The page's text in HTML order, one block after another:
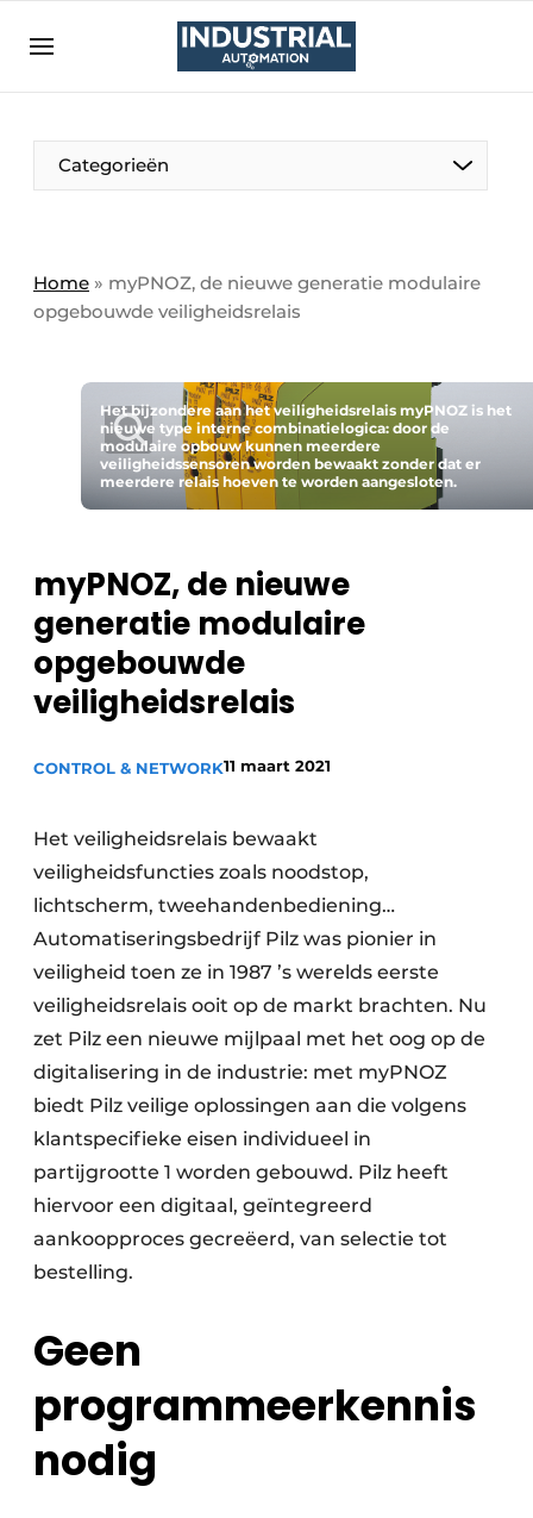
Aanmelden
Bedrijven
Bedrijven
Direct contact
Eigen content aanleveren
Meest gelezen
Nieuwsbrief
Vacature aanmelden
Vacatures
Video’s
Categorieën
Home » myPNOZ, de nieuwe generatie modulaire
opgebouwde veiligheidsrelais
Het bijzondere aan het veiligheidsrelais myPNOZ is het
nieuwe type interne combinatielogica: door de
modulaire opbouw kunnen meerdere
veiligheidssensoren worden bewaakt zonder dat er
meerdere relais hoeven te worden aangesloten.
myPNOZ, de nieuwe
generatie modulaire
opgebouwde
veiligheidsrelais
CONTROL & NETWORK11 maart 2021
Het veiligheidsrelais bewaakt
veiligheidsfuncties zoals noodstop,
lichtscherm, tweehandenbediening…
Automatiseringsbedrijf Pilz was pionier in
veiligheid toen ze in 1987 ’s werelds eerste
veiligheidsrelais ooit op de markt brachten. Nu
zet Pilz een nieuwe mijlpaal met het oog op de
digitalisering in de industrie: met myPNOZ
biedt Pilz veilige oplossingen aan die volgens
klantspecifieke eisen individueel in
partijgrootte 1 worden gebouwd. Pilz heeft
hiervoor een digitaal, geïntegreerd
aankoopproces gecreëerd, van selectie tot
bestelling.
Geen
programmeerkennis
nodig